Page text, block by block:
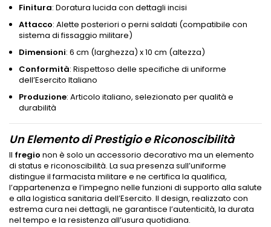
Finitura: Doratura lucida con dettagli incisi
Attacco: Alette posteriori o perni saldati (compatibile con
sistema di fissaggio militare)
Dimensioni: 6 cm (larghezza) x 10 cm (altezza)
Conformità: Rispettoso delle specifiche di uniforme
dell’Esercito Italiano
Produzione: Articolo italiano, selezionato per qualità e
durabilità
Un Elemento di Prestigio e Riconoscibilità
Il fregio non è solo un accessorio decorativo ma un elemento
di status e riconoscibilità. La sua presenza sull’uniforme
distingue il farmacista militare e ne certifica la qualifica,
l’appartenenza e l’impegno nelle funzioni di supporto alla salute
e alla logistica sanitaria dell’Esercito. Il design, realizzato con
estrema cura nei dettagli, ne garantisce l’autenticità, la durata
nel tempo e la resistenza all’usura quotidiana.